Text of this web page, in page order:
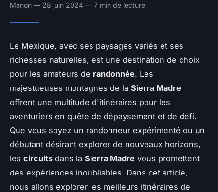
Manon — 28 juin 2024 — 7 min de lecture
Le Mexique, avec ses paysages variés et ses
richesses naturelles, est une destination de choix
pour les amateurs de randonnée. Les
majestueuses montagnes de la Sierra Madre
offrent une multitude d'itinéraires pour les
aventuriers en quête de dépaysement et de défi.
Que vous soyez un randonneur expérimenté ou un
débutant désirant explorer de nouveaux horizons,
les circuits dans la Sierra Madre vous promettent
des expériences inoubliables. Dans cet article,
nous allons explorer les meilleurs itinéraires de